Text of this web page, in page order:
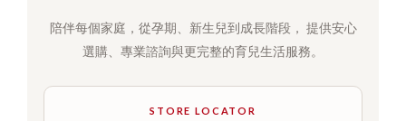
陪伴每個家庭，從孕期、新生兒到成長階段， 提供安心
選購、專業諮詢與更完整的育兒生活服務。
STORE LOCATOR